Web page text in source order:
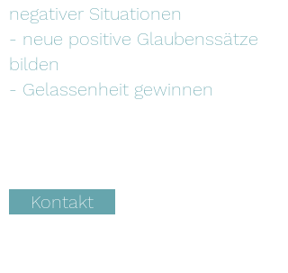
negativer Situationen
- neue positive Glaubenssätze
bilden
- Gelassenheit gewinnen
Kontakt